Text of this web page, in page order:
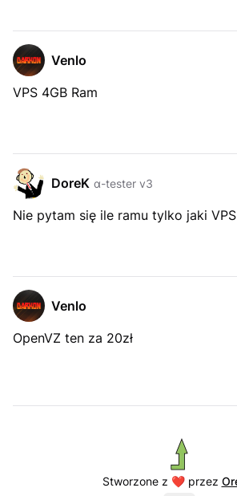
Venlo
VPS 4GB Ram
DoreK α-tester v3
Nie pytam się ile ramu tylko jaki
Venlo
OpenVZ ten za 20zł
Stworzone z ❤️ przez